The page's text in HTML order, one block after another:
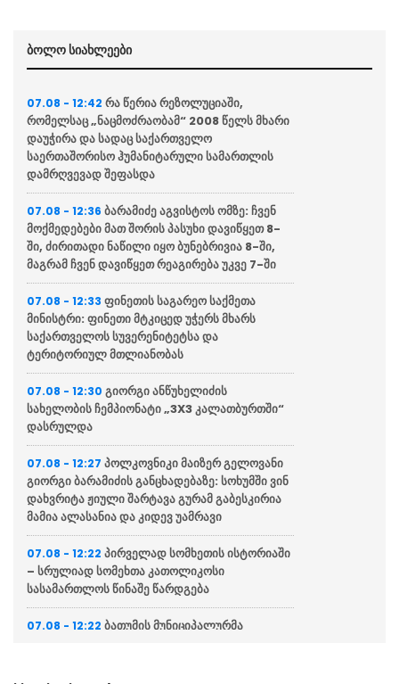
ბოლო სიახლეები
07.08 - 12:42 რა წერია რეზოლუციაში,
რომელსაც „ნაცმოძრაობამ“ 2008 წელს მხარი
დაუჭირა და სადაც საქართველო
საერთაშორისო ჰუმანიტარული სამართლის
დამრღვევად შეფასდა
07.08 - 12:36 ბარამიძე აგვისტოს ომზე: ჩვენ
მოქმედებები მათ შორის პასუხი დავიწყეთ 8-
ში, ძირითადი ნაწილი იყო ბუნებრივია 8-ში,
მაგრამ ჩვენ დავიწყეთ რეაგირება უკვე 7-ში
07.08 - 12:33 ფინეთის საგარეო საქმეთა
მინისტრი: ფინეთი მტკიცედ უჭერს მხარს
საქართველოს სუვერენიტეტსა და
ტერიტორიულ მთლიანობას
07.08 - 12:30 გიორგი ანწუხელიძის
სახელობის ჩემპიონატი „3X3 კალათბურთში“
დასრულდა
07.08 - 12:27 პოლკოვნიკი მაიზერ გელოვანი
გიორგი ბარამიძის განცხადებაზე: სოხუმში ვინ
დახვრიტა ჟიული შარტავა გურამ გაბესკირია
მამია ალასანია და კიდევ უამრავი
07.08 - 12:22 პირველად სომხეთის ისტორიაში
– სრულიად სომეხთა კათოლიკოსი
სასამართლოს წინაშე წარდგება
07.08 - 12:22 ბათუმის მუნიციპალურმა